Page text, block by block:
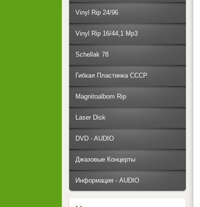
Vinyl Rip 24/96
Vinyl Rip 16/44,1 Mp3
Schellak 78
Гибкая Пластинка СССР
Magnitoalbom Rip
Laser Disk
DVD - AUDIO
Джазовые Концерты
Информация - AUDIO